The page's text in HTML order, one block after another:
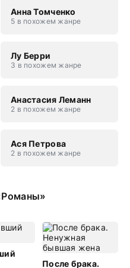
Анна Томченко
5 в похожем жанре
Лу Берри
3 в похожем жанре
Анастасия Леманн
2 в похожем жанре
Ася Петрова
2 в похожем жанре
После брака.